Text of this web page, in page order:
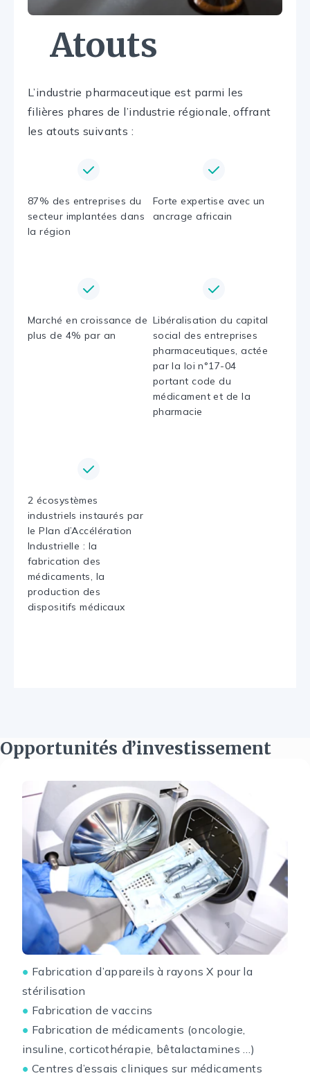
Atouts
L’industrie pharmaceutique est parmi les
filières phares de l’industrie régionale, offrant
les atouts suivants :
87% des entreprises du
secteur implantées dans
la région
Forte expertise avec un
ancrage africain
Marché en croissance de
plus de 4% par an
Libéralisation du capital
social des entreprises
pharmaceutiques, actée
par la loi n°17-04
portant code du
médicament et de la
pharmacie
2 écosystèmes
industriels instaurés par
le Plan d’Accélération
Industrielle : la
fabrication des
médicaments, la
production des
dispositifs médicaux
Opportunités d’investissement
● Fabrication d’appareils à rayons X pour la
stérilisation
● Fabrication de vaccins
● Fabrication de médicaments (oncologie,
insuline, corticothérapie, bêtalactamines …)
● Centres d’essais cliniques sur médicaments